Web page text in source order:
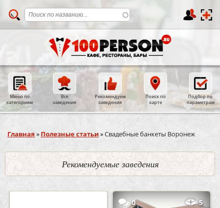
Меню по
категориям
Все
заведения
Рекомендуем
заведения
Поиск по
карте
Подбор по
параметрам
Вы здесь
Главная » Полезные статьи»Свадебные банкеты Воронеж
Рекомендуемые заведения
0 5